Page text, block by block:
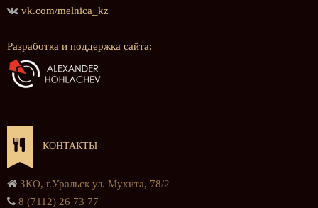
vk.com/melnica_kz
Разработка и поддержка сайта:
КОНТАКТЫ
ЗКО, г.Уральск ул. Мухита, 78/2
8 (7112) 26 73 77